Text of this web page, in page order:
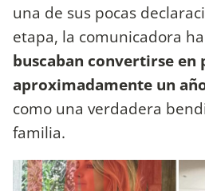
una de sus pocas
etapa, la comunicadora
buscaban convertirse en
aproximadamente un
como una verdadera
familia.